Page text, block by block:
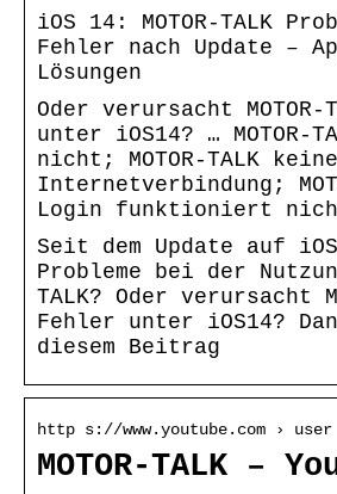
iOS 14: MOTOR-TALK
Fehler nach Update –
Lösungen
Oder verursacht MOTOR-
unter iOS14? … MOTOR-
nicht; MOTOR-TALK keine
Internetverbindung;
Login funktioniert
Seit dem Update auf
Probleme bei der
TALK? Oder verursacht
Fehler unter iOS14?
diesem Beitrag
http s://www.youtube.com ›
MOTOR-TALK –